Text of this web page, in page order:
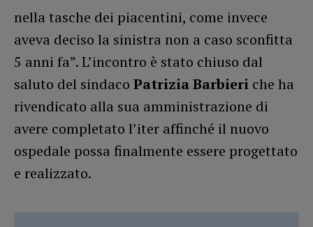
nella tasche dei piacentini, come invece
aveva deciso la sinistra non a caso sconfitta
5 anni fa”. L’incontro è stato chiuso dal
saluto del sindaco Patrizia Barbieri che ha
rivendicato alla sua amministrazione di
avere completato l’iter affinché il nuovo
ospedale possa finalmente essere progettato
e realizzato.